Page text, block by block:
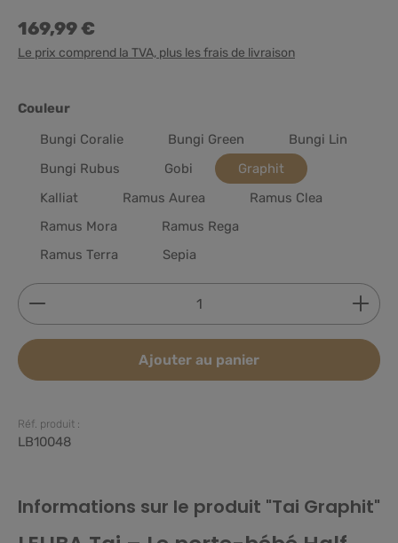
169,99 €
Le prix comprend la TVA, plus les frais de livraison
Sélectionnez
Couleur
Bungi Coralie
Bungi Green
Bungi Lin
Bungi Rubus
Gobi
Graphit
Kalliat
Ramus Aurea
Ramus Clea
Ramus Mora
Ramus Rega
Ramus Terra
Sepia
Quantité de produit : Entrez la quantité
Ajouter au panier
Réf. produit :
LB10048
Informations sur le produit "Tai Graphit"